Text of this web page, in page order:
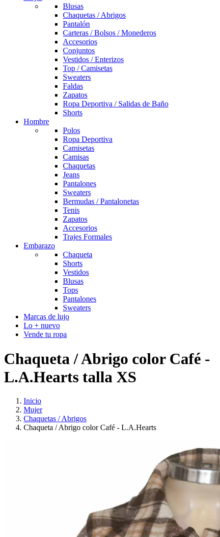
Blusas
Chaquetas / Abrigos
Pantalón
Carteras / Bolsos / Monederos
Accesorios
Conjuntos
Vestidos / Enterizos
Top / Camisetas
Sweaters
Faldas
Zapatos
Ropa Deportiva / Salidas de Baño
Shorts
Hombre
Polos
Ropa Deportiva
Camisetas
Camisas
Chaquetas
Jeans
Pantalones
Sweaters
Bermudas / Pantalonetas
Tenis
Zapatos
Accesorios
Trajes Formales
Embarazo
Chaqueta
Shorts
Vestidos
Blusas
Tops
Pantalones
Sweaters
Marcas de lujo
Lo + nuevo
Vende tu ropa
Chaqueta / Abrigo color Café -
L.A.Hearts talla XS
Inicio
Mujer
Chaquetas / Abrigos
Chaqueta / Abrigo color Café - L.A.Hearts